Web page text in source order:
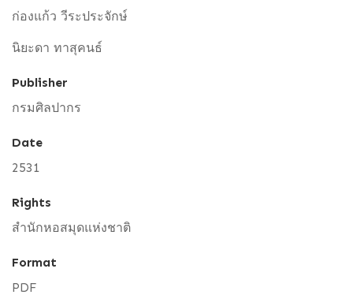
ก่องแก้ว วีระประจักษ์
นิยะดา ทาสุคนธ์
Publisher
กรมศิลปากร
Date
2531
Rights
สำนักหอสมุดแห่งชาติ
Format
PDF